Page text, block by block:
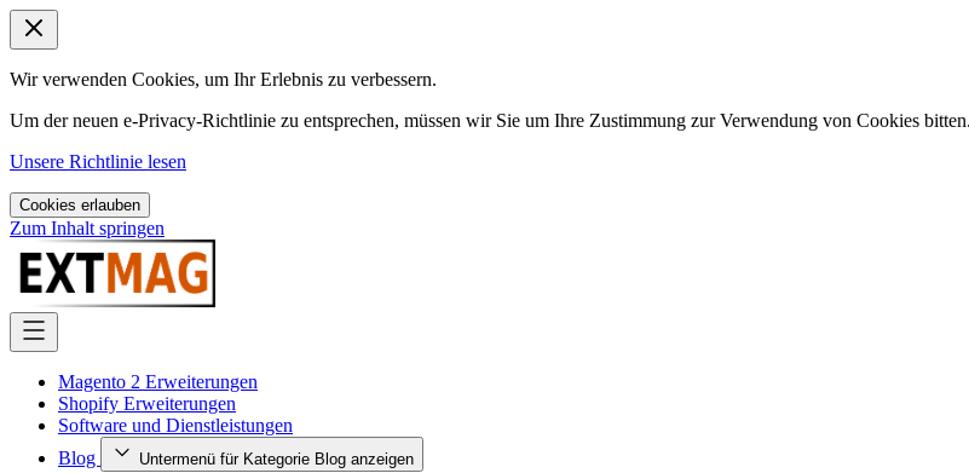
Wir verwenden Cookies, um Ihr Erlebnis zu verbessern.
Um der neuen e-Privacy-Richtlinie zu entsprechen, müssen wir Sie um Ihre Zustimmung zur Verwendung von Cookies bitten.
Unsere Richtlinie lesen
Cookies erlauben
Zum Inhalt springen
Magento 2 Erweiterungen
Shopify Erweiterungen
Software und Dienstleistungen
Blog
Untermenü für Kategorie Blog anzeigen